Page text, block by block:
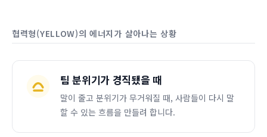
협력형(YELLOW)의 에너지가 살아나는 상황
팀 분위기가 경직됐을 때
말이 줄고 분위기가 무거워질 때, 사람들이 다시 말
할 수 있는 흐름을 만들려 합니다.